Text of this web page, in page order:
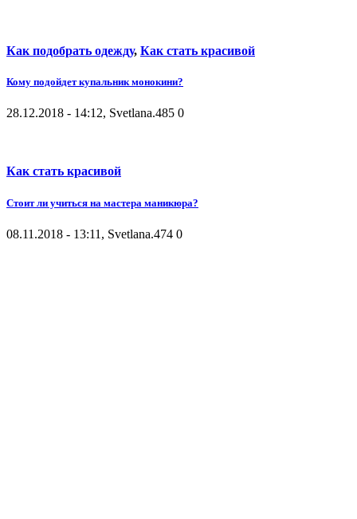
Как подобрать одежду, Как стать красивой
Кому подойдет купальник монокини?
28.12.2018 - 14:12, Svetlana.485 0
Как стать красивой
Стоит ли учиться на мастера маникюра?
08.11.2018 - 13:11, Svetlana.474 0